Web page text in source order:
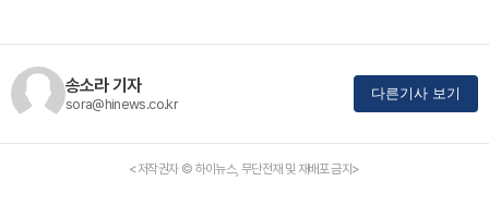
송소라 기자
sora@hinews.co.kr
다른기사 보기
<저작권자 © 하이뉴스, 무단전재 및 재배포 금지>